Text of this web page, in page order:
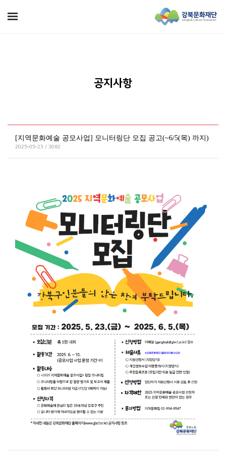
공지사항
[지역문화예술 공모사업] 모니터링단 모집 공고(~6/5(목) 까지)
2025-05-23 / 3082